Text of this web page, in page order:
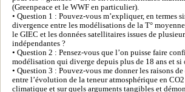
(Greenpeace et le WWF en particulier).
• Question 1 : Pouvez-vous m’expliquer, en termes
divergence entre les modélisations de la T°
le GIEC et les données satellitaires issues de
indépendantes ?
• Question 2 : Pensez-vous que l’on puisse faire
modélisation qui diverge depuis plus de 18 ans et
• Question 3 : Pouvez-vous me donner les raisons
entre l’évolution de la teneur atmosphérique en
climatique et sur quels arguments tangibles et